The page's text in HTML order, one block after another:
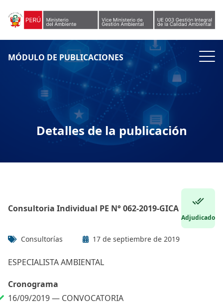
MÓDULO DE PUBLICACIONES
Detalles de la publicación
Consultoria Individual PE N° 062-2019-GICA
Adjudicado
Consultorías 17 de septiembre de 2019
ESPECIALISTA AMBIENTAL
Cronograma
16/09/2019 — CONVOCATORIA